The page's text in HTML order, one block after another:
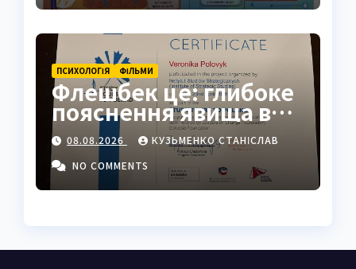
ПСИХОЛОГІЯ ФІЛЬМИ
Флешбек це: глибоке
пояснення явища в
психології, кіно та
житті
08.08.2026
КУЗЬМЕНКО СТАНІСЛАВ
NO COMMENTS